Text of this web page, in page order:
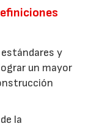
y
un mayor
la